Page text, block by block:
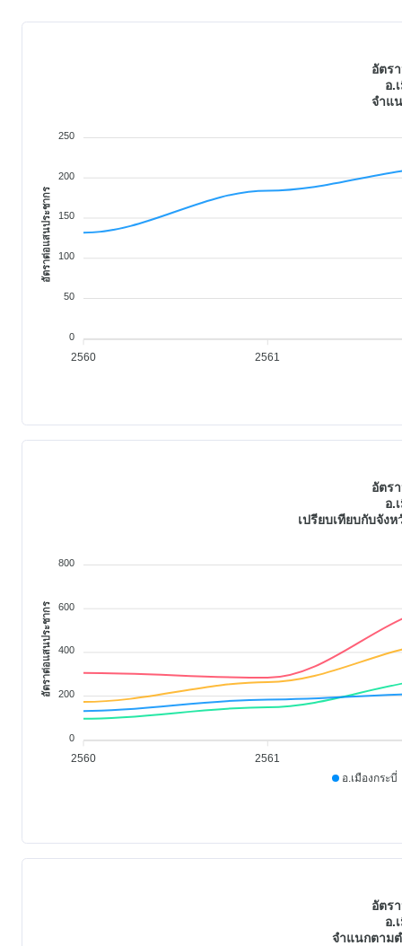
2560 2561
อัตร
อ.
จำแ
250
200
150
100
50
0
อัตราต่อแสนประชากร
อ.เมืองกระบี่
2560 2561
อัตร
อ.
เปรียบเทียบกับจัง
800
600
400
200
0
อัตราต่อแสนประชากร
อัตร
อ.
จำแนกตาม